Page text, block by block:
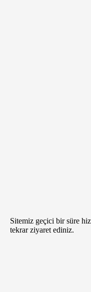
Sitemiz geçici bir süre
tekrar ziyaret ediniz.